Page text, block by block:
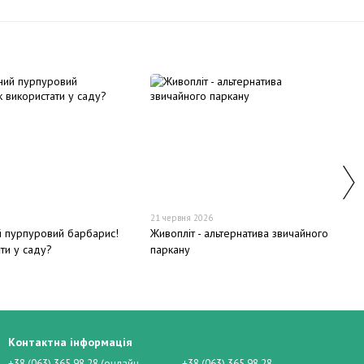
пурпуровий барбарис!
у саду?
21 червня 2026
Живопліт - альтернатива звичайного
паркану
Контактна інформація